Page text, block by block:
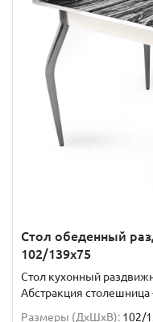
Стол обеденный
102/139х75
Стол кухонный
Абстракция
Размеры (ДхШxВ): 102/